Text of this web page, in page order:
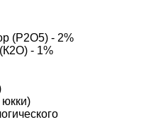
(Р2О5) - 2%
- 1%